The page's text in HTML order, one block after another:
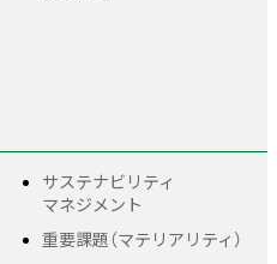
サステナビリティ
マネジメント
重要課題 （マテリアリティ）